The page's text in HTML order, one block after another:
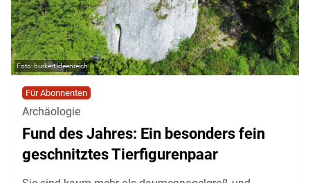
burkert ideenreich
Für Abonnenten
Archäologie
Fund des Jahres: Ein besonders fein
geschnitztes Tierfigurenpaar